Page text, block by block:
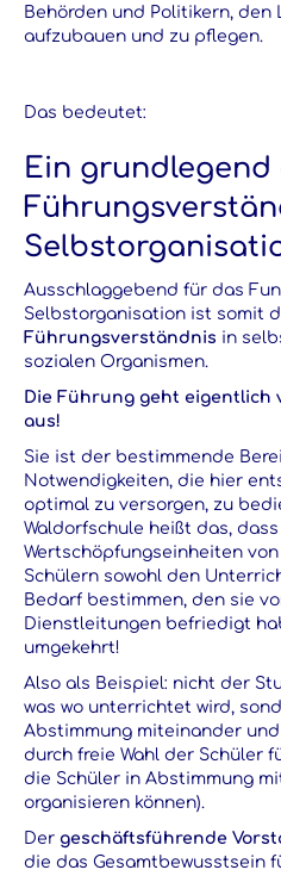
Behörden und Politikern, den
aufzubauen und zu pflegen.
Das bedeutet:
Ein grundlegend
Ausschlaggebend für das
Selbstorganisation ist somit
Führungsverständnis in
sozialen Organismen.
Die Führung geht eigentlich
aus!
Sie ist der bestimmende
Notwendigkeiten, die hier
optimal zu versorgen, zu
Waldorfschule heißt das,
Wertschöpfungseinheiten
Schülern sowohl den
Bedarf bestimmen, den sie
Dienstleitungen befriedigt
umgekehrt!
Also als Beispiel: nicht der
was wo unterrichtet wird,
Abstimmung miteinander und
durch freie Wahl der Schüler
die Schüler in Abstimmung
organisieren können).
Der geschäftsführende
die das Gesamtbewusstsein